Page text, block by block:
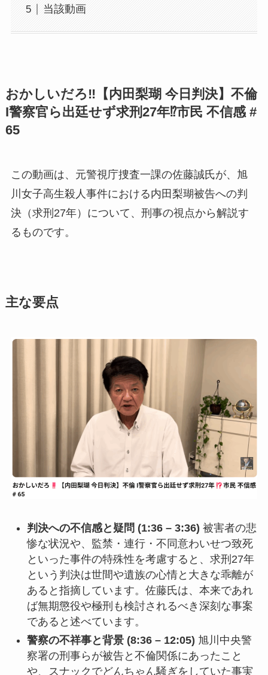
当該動画
おかしいだろ‼️【内田梨瑚 今日判決】不倫
I警察官ら出廷せず求刑27年⁉️市民 不信感 #
65
この動画は、元警視庁捜査一課の佐藤誠氏が、旭
川女子高生殺人事件における内田梨瑚被告への判
決（求刑27年）について、刑事の視点から解説す
るものです。
主な要点
判決への不信感と疑問 (1:36 – 3:36) 被害者の悲
惨な状況や、監禁・連行・不同意わいせつ致死
といった事件の特殊性を考慮すると、求刑27年
という判決は世間や遺族の心情と大きな乖離が
あると指摘しています。佐藤氏は、本来であれ
ば無期懲役や極刑も検討されるべき深刻な事案
であると述べています。
警察の不祥事と背景 (8:36 – 12:05) 旭川中央警
察署の刑事らが被告と不倫関係にあったこと
や、スナックでどんちゃん騒ぎをしていた事実